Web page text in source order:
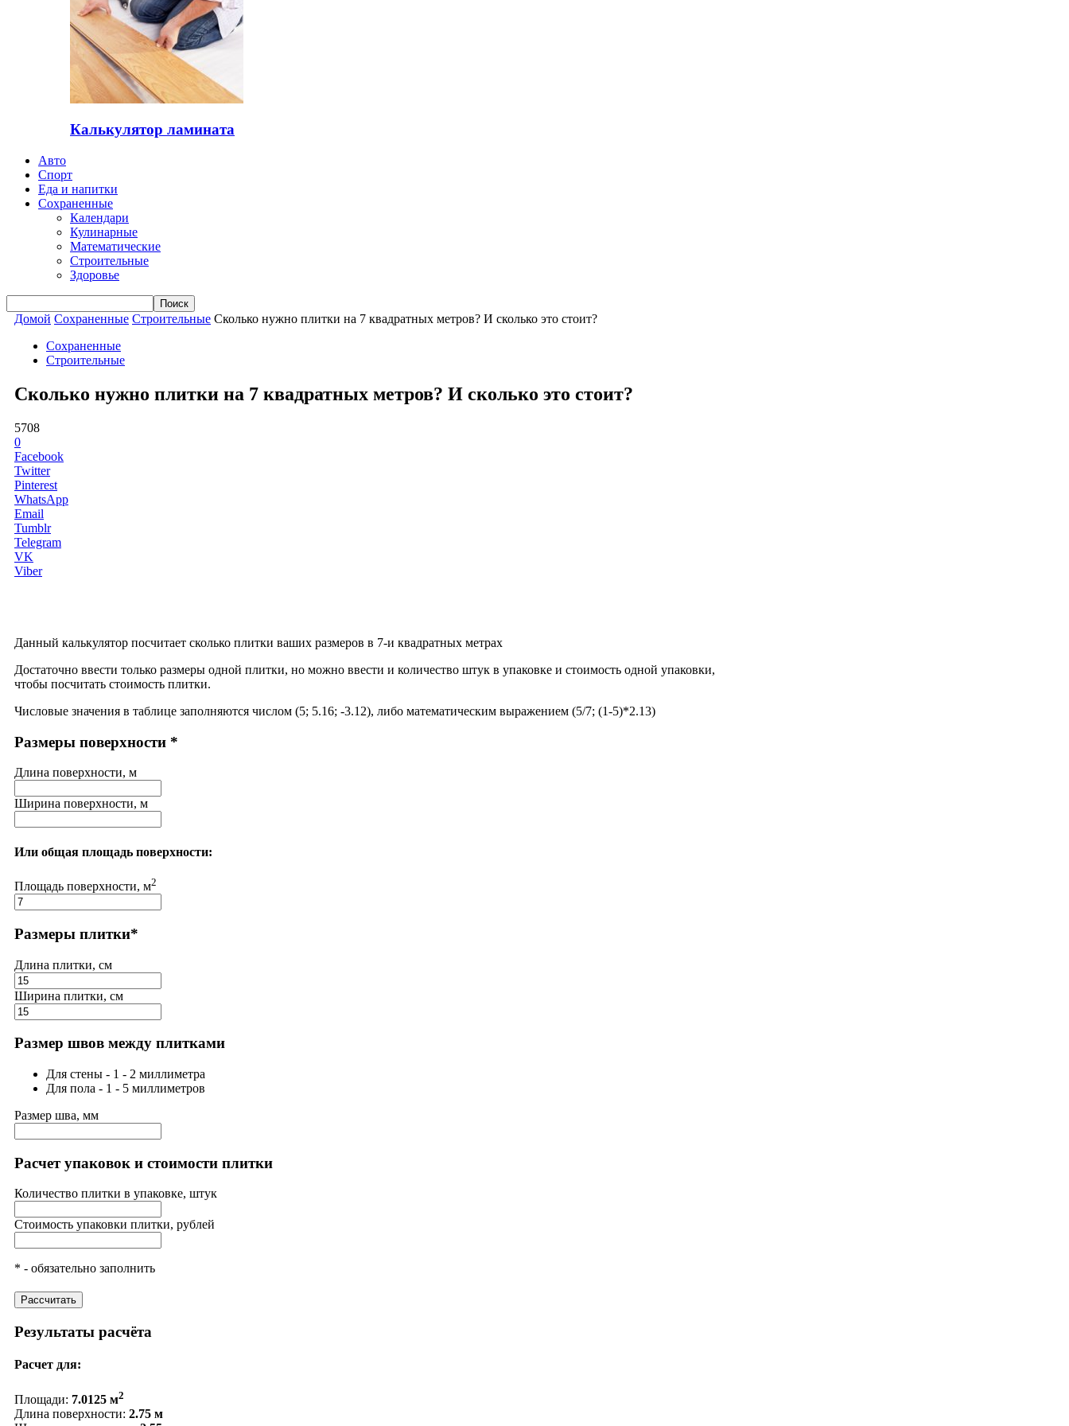
Калькулятор ламината
Авто
Спорт
Еда и напитки
Сохраненные
Календари
Кулинарные
Математические
Строительные
Здоровье
Домой Сохраненные Строительные Сколько нужно плитки на 7 квадратных метров? И сколько это стоит?
Сохраненные
Строительные
Сколько нужно плитки на 7 квадратных метров? И сколько это стоит?
5708
0
Facebook
Twitter
Pinterest
WhatsApp
Email
Tumblr
Telegram
VK
Viber
Данный калькулятор посчитает сколько плитки ваших размеров в 7-и квадратных метрах
Достаточно ввести только размеры одной плитки, но можно ввести и количество штук в упаковке и стоимость одной упаковки,
чтобы посчитать стоимость плитки.
Числовые значения в таблице заполняются числом (5; 5.16; -3.12), либо математическим выражением (5/7; (1-5)*2.13)
Размеры поверхности *
Длина поверхности, м
Ширина поверхности, м
Или общая площадь поверхности:
Площадь поверхности, м2
Размеры плитки*
Длина плитки, см
Ширина плитки, см
Размер швов между плитками
Для стены - 1 - 2 миллиметра
Для пола - 1 - 5 миллиметров
Размер шва, мм
Расчет упаковок и стоимости плитки
Количество плитки в упаковке, штук
Стоимость упаковки плитки, рублей
* - обязательно заполнить
Рассчитать
Результаты расчёта
Расчет для:
Площади: 7.0125 м2
Длина поверхности: 2.75 м